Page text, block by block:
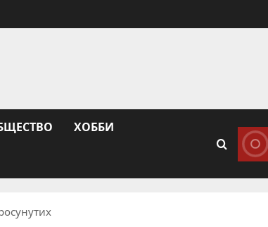
ХОББИ